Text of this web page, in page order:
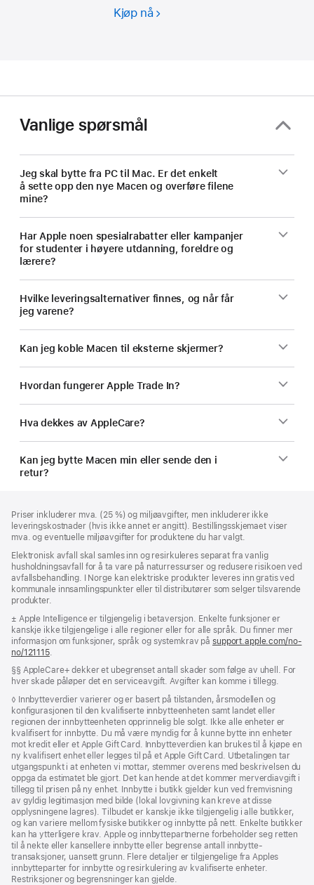
Kjøp nå Studenter
rabatt
ny Mac.
Vanlige spørsmål
Jeg skal bytte fra PC til Mac. Er det enkelt
å sette opp den nye Macen og overføre filene
mine?
Har Apple noen spesialrabatter eller kampanjer
for studenter i høyere utdanning, foreldre og
lærere?
Hvilke leveringsalternativer finnes, og når får
jeg varene?
Kan jeg koble Macen til eksterne skjermer?
Hvordan fungerer Apple Trade In?
Hva dekkes av AppleCare?
Kan jeg bytte Macen min eller sende den i
retur?
Priser inkluderer mva. (25 %) og miljøavgifter, men inkluderer ikke
leveringskostnader (hvis ikke annet er angitt). Bestillingsskjemaet viser
mva. og eventuelle miljøavgifter for produktene du har valgt.
Elektronisk avfall skal samles inn og resirkuleres separat fra vanlig
husholdningsavfall for å ta vare på naturressurser og redusere risikoen ved
avfallsbehandling. I Norge kan elektriske produkter leveres inn gratis ved
kommunale innsamlingspunkter eller til distributører som selger tilsvarende
produkter.
Fotnote
± Apple Intelligence er tilgjengelig i betaversjon. Enkelte funksjoner er
kanskje ikke tilgjengelige i alle regioner eller for alle språk. Du finner mer
informasjon om funksjoner, språk og systemkrav påsupport.apple.com/no-
no/121115(Åpnes
nytt
vindu)
.
Fotnote
§§ AppleCare+ dekker et ubegrenset antall skader som følge av uhell. For
hver skade påløper det en serviceavgift. Avgifter kan komme i tillegg.
Fotnote
◊ Innbytteverdier varierer og er basert på tilstanden, årsmodellen og
konfigurasjonen til den kvalifiserte innbytteenheten samt landet eller
regionen der innbytteenheten opprinnelig ble solgt. Ikke alle enheter er
kvalifisert for innbytte. Du må være myndig for å kunne bytte inn enheter
mot kredit eller et Apple Gift Card. Innbytteverdien kan brukes til å kjøpe en
ny kvalifisert enhet eller legges til på et Apple Gift Card. Utbetalingen tar
utgangspunkt i at enheten vi mottar, stemmer over­ens med beskrivelsen du
oppga da estimatet ble gjort. Det kan hende at det kommer merverdiavgift i
tillegg til prisen på ny enhet. Innbytte i butikk gjelder kun ved fremvisning
av gyldig legitimasjon med bilde (lokal lovgivning kan kreve at disse
opplysningene lagres). Tilbudet er kanskje ikke tilgjengelig i alle butikker,
og kan variere mellom fysiske butikker og innbytte på nett. Enkelte butikker
kan ha ytterligere krav. Apple og innbytte­­partnerne forbeholder seg retten
til å nekte eller kansellere innbytte eller begrense antall innbytte­­­­­
transaksjoner, uansett grunn. Flere detaljer er tilgjengelige fra Apples
innbytte­­parter for innbytte og resirk­ulering av kvalifiserte enheter.
Restriksjoner og begrensninger kan gjelde.